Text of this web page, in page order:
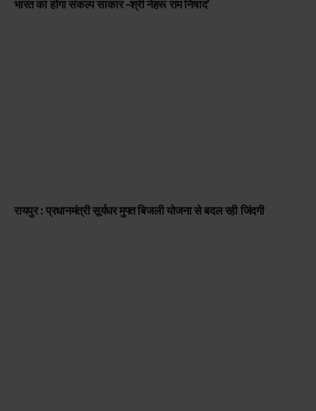
भारत का होगा संकल्प साकार -श्री नेहरू राम निषाद’
रायपुर : प्रधानमंत्री सूर्यघर मुफ्त बिजली योजना से बदल रही जिंदगी